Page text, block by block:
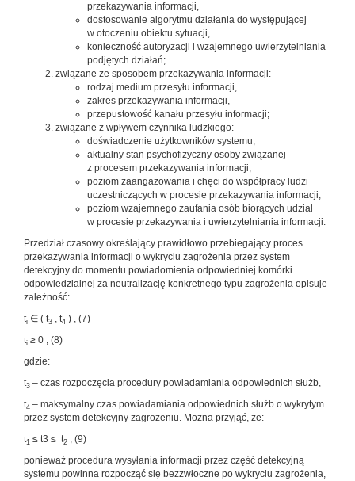
przekazywania informacji,
dostosowanie algorytmu działania do występującej
w otoczeniu obiektu sytuacji,
konieczność autoryzacji i wzajemnego uwierzytelniania
podjętych działań;
związane ze sposobem przekazywania informacji:
rodzaj medium przesyłu informacji,
zakres przekazywania informacji,
przepustowość kanału przesyłu informacji;
związane z wpływem czynnika ludzkiego:
doświadczenie użytkowników systemu,
aktualny stan psychofizyczny osoby związanej
z procesem przekazywania informacji,
poziom zaangażowania i chęci do współpracy ludzi
uczestniczących w procesie przekazywania informacji,
poziom wzajemnego zaufania osób biorących udział
w procesie przekazywania i uwierzytelniania informacji.
Przedział czasowy określający prawidłowo przebiegający proces
przekazywania informacji o wykryciu zagrożenia przez system
detekcyjny do momentu powiadomienia odpowiedniej komórki
odpowiedzialnej za neutralizację konkretnego typu zagrożenia opisuje
zależność:
ti ∈ ( t3 , t4 ) , (7)
ti ≥ 0 , (8)
gdzie:
t3 – czas rozpoczęcia procedury powiadamiania odpowiednich służb,
t4 – maksymalny czas powiadamiania odpowiednich służb o wykrytym
przez system detekcyjny zagrożeniu. Można przyjąć, że:
t1 ≤ t3 ≤ t2 , (9)
ponieważ procedura wysyłania informacji przez część detekcyjną
systemu powinna rozpocząć się bezzwłoczne po wykryciu zagrożenia,